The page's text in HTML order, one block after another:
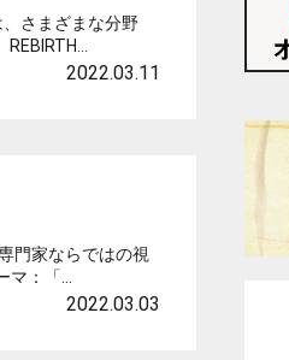
さまざまな分野
2022.03.11
門家ならではの視
：「...
2022.03.03